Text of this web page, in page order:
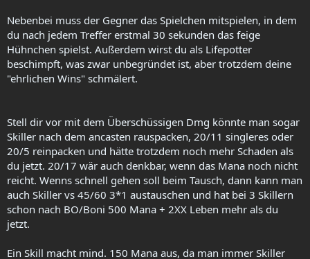
Nebenbei muss der Gegner das Spielchen mitspielen, in dem
du nach jedem Treffer erstmal 30 sekunden das feige
Hühnchen spielst. Außerdem wirst du als Lifepotter
beschimpft, was zwar unbegründet ist, aber trotzdem deine
"ehrlichen Wins" schmälert.
Stell dir vor mit dem Überschüssigen Dmg könnte man sogar
Skiller nach dem ancasten rauspacken, 20/11 singleres oder
20/5 reinpacken und hätte trotzdem noch mehr Schaden als
du jetzt. 20/17 wär auch denkbar, wenn das Mana noch nicht
reicht. Wenns schnell gehen soll beim Tausch, dann kann man
auch Skiller vs 45/60 3*1 austauschen und hat bei 3 Skillern
schon nach BO/Boni 500 Mana + 2XX Leben mehr als du
jetzt.
Ein Skill macht mind. 150 Mana aus, da man immer Skiller